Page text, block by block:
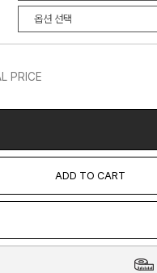
PRICE
ADD TO CART